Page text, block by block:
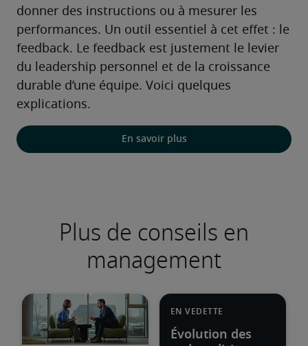
donner des instructions ou à mesurer les
performances. Un outil essentiel à cet effet : le
feedback. Le feedback est justement le levier
du leadership personnel et de la croissance
durable d’une équipe. Voici quelques
explications.
En savoir plus